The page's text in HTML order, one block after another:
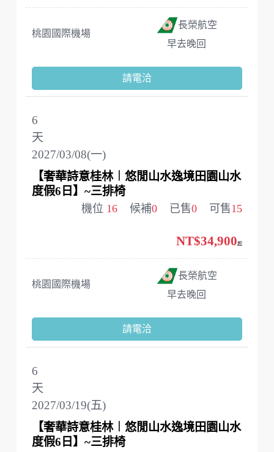
桃園國際機場
長榮航空
早去晚回
請電洽
2027/03/08(一)
6
天
【奢華詩意桂林︱悠閒山水逸境田園山水
度假6日】~三排椅
機位 16 候補0 已售0 可售15
桃園國際機場
長榮航空
早去晚回
NT$34,900起
請電洽
2027/03/19(五)
6
天
【奢華詩意桂林︱悠閒山水逸境田園山水
度假6日】~三排椅